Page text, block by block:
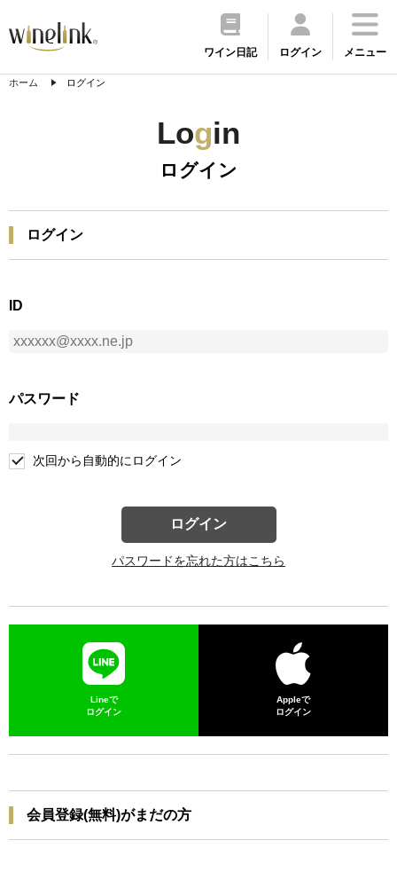
ワイン日記 ログイン メニュー
ホーム ログイン
Login
ログイン
ログイン
ID
パスワード
次回から自動的にログイン
ログイン
パスワードを忘れた方はこちら
Lineで
ログイン
Appleで
ログイン
会員登録(無料)がまだの方